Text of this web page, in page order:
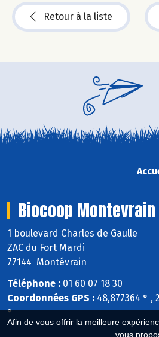
Afin de vous offrir la meilleure
vous
Retour à la liste
Biocoop Montevrain
1 boulevard Charles de Gaulle
ZAC du Fort Mardi
77144 Montévrain
Téléphone : 01 60 07 18 30
Coordonnées GPS : 48,877364 ° ,
°